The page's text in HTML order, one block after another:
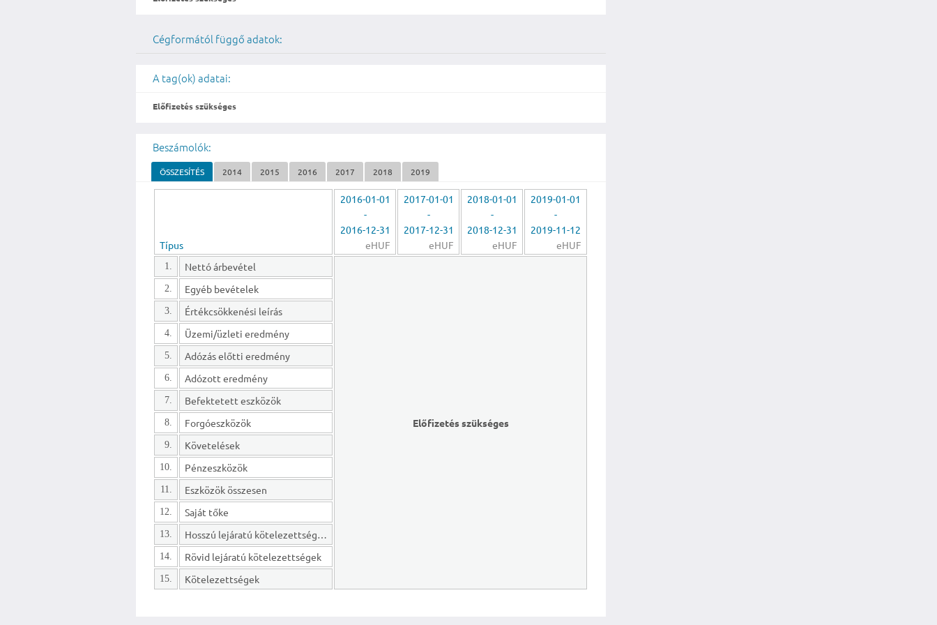
Cégformától függő adatok:
A tag(ok) adatai:
Előfizetés szükséges
Beszámolók:
ÖSSZESÍTÉS 2014 2015 2016 2017 2018 2019
Típus
2016-01-01
-
2016-12-31
eHUF
2017-01-01
-
2017-12-31
eHUF
2018-01-01
-
2018-12-31
eHUF
2019-01-01
-
2019-11-12
eHUF
1. Nettó árbevétel
Előfizetés szükséges
2. Egyéb bevételek
3. Értékcsökkenési leírás
4. Üzemi/üzleti eredmény
5. Adózás előtti eredmény
6. Adózott eredmény
7. Befektetett eszközök
8. Forgóeszközök
9. Követelések
10. Pénzeszközök
11. Eszközök összesen
12. Saját tőke
13. Hosszú lejáratú kötelezettségek
14. Rövid lejáratú kötelezettségek
15. Kötelezettségek